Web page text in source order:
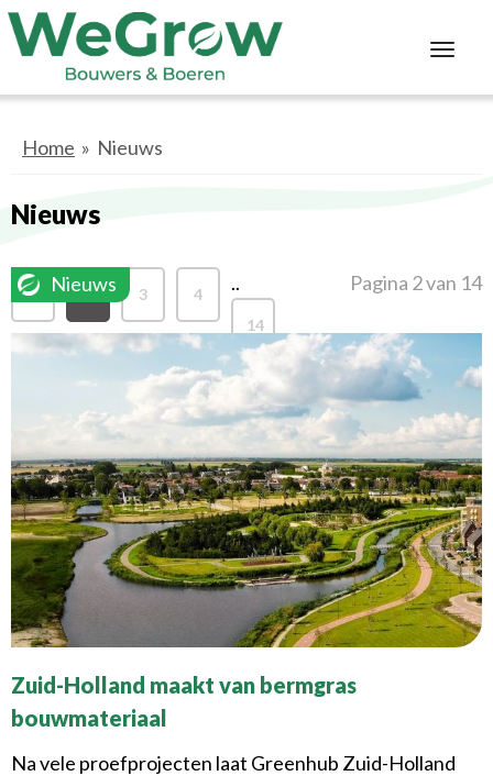
Home » Nieuws
Nieuws
1 2 3 4 ..
14
Pagina 2 van 14
Nieuws
Zuid-Holland maakt van bermgras
bouwmateriaal
Na vele proefprojecten laat Greenhub Zuid-Holland